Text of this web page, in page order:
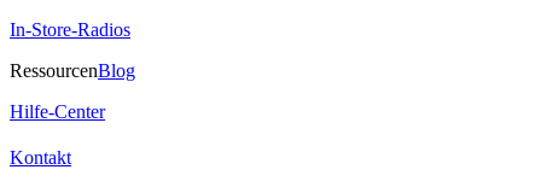
In-Store-Radios
RessourcenBlog
Hilfe-Center
Kontakt